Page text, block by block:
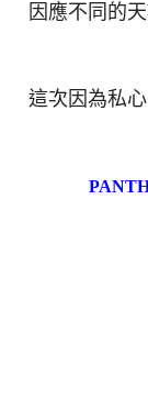
因應不同的
這次因為私